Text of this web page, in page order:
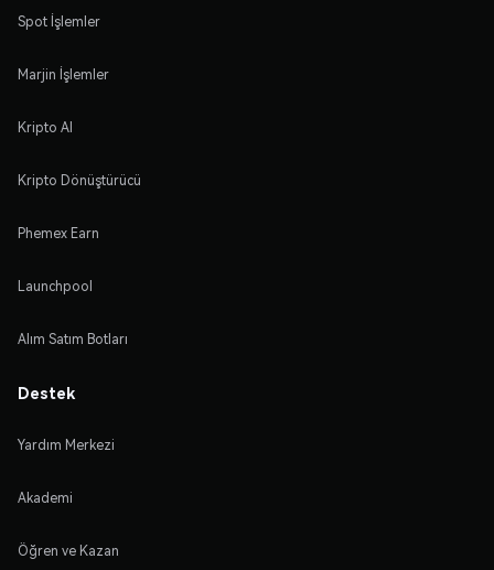
Spot İşlemler
Marjin İşlemler
Kripto Al
Kripto Dönüştürücü
Phemex Earn
Launchpool
Alım Satım Botları
Destek
Yardım Merkezi
Akademi
Öğren ve Kazan